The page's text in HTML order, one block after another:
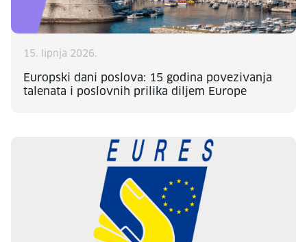
15. lipnja 2026.
Europski dani poslova: 15 godina povezivanja
talenata i poslovnih prilika diljem Europe